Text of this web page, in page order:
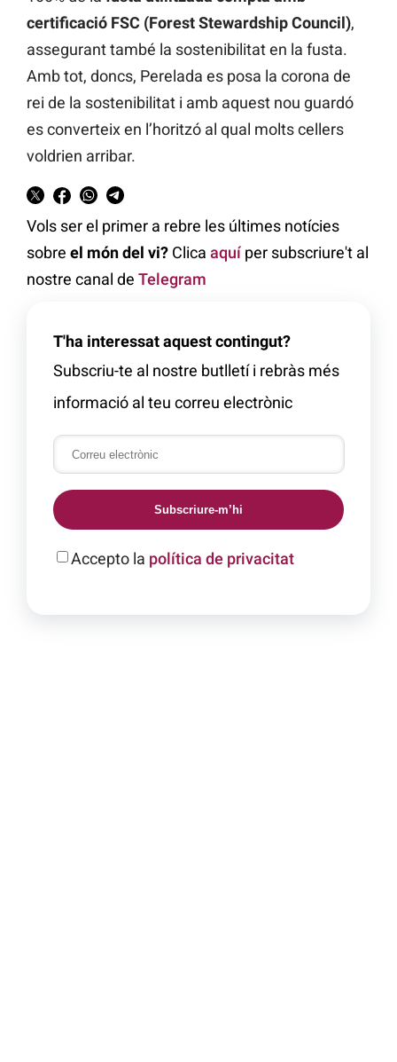
certificació FSC (Forest Stewardship Council),
assegurant també la sostenibilitat en la fusta.
Amb tot, doncs, Perelada es posa la corona de
rei de la sostenibilitat i amb aquest nou guardó
es converteix en l’horitzó al qual molts cellers
voldrien arribar.
Vols ser el primer a rebre les últimes notícies
sobre el món del vi? Clica aquíper subscriure't al
nostre canal de Telegram
T'ha interessat aquest contingut?
Subscriu-te al nostre butlletí i rebràs més
informació al teu correu electrònic
Subscriure-m’hi
Accepto la política de privacitat